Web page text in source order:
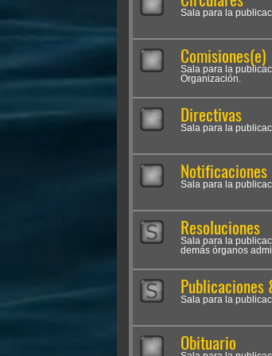
Sala para la
Comisiones(e)
Sala para la
Organización.
Directivas
Sala para la
Notificaciones
Sala para la
Resoluciones
Sala para la
demás órganos
Publicaciones
Sala para la
Obituario